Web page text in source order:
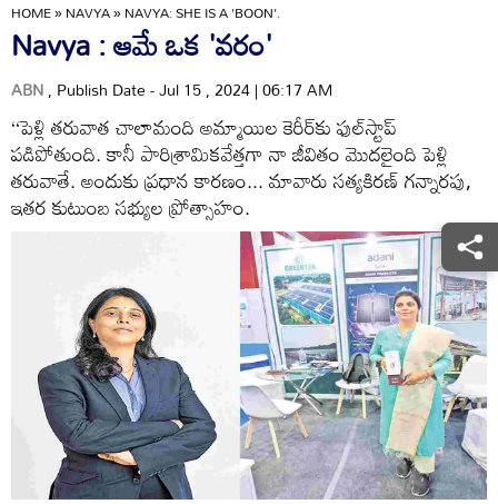
HOME»NAVYA»NAVYA: SHE IS A 'BOON'.
Navya : ఆమే ఒక 'వరం'
ABN, Publish Date - Jul 15 , 2024 | 06:17 AM
‘‘పెళ్లి తరువాత చాలామంది అమ్మాయిల కెరీర్‌కు ఫుల్‌స్టాప్‌
పడిపోతుంది. కానీ పారిశ్రామికవేత్తగా నా జీవితం మొదలైంది పెళ్లి
తరువాతే. అందుకు ప్రధాన కారణం... మావారు సత్యకిరణ్‌ గన్నారపు,
ఇతర కుటుంబ సభ్యుల ప్రోత్సాహం.